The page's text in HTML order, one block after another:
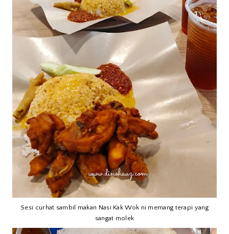
Sesi curhat sambil makan Nasi Kak Wok ni memang terapi yang
sangat molek